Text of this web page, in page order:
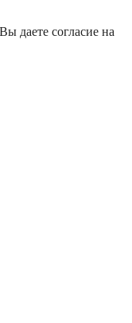
даете согласие на